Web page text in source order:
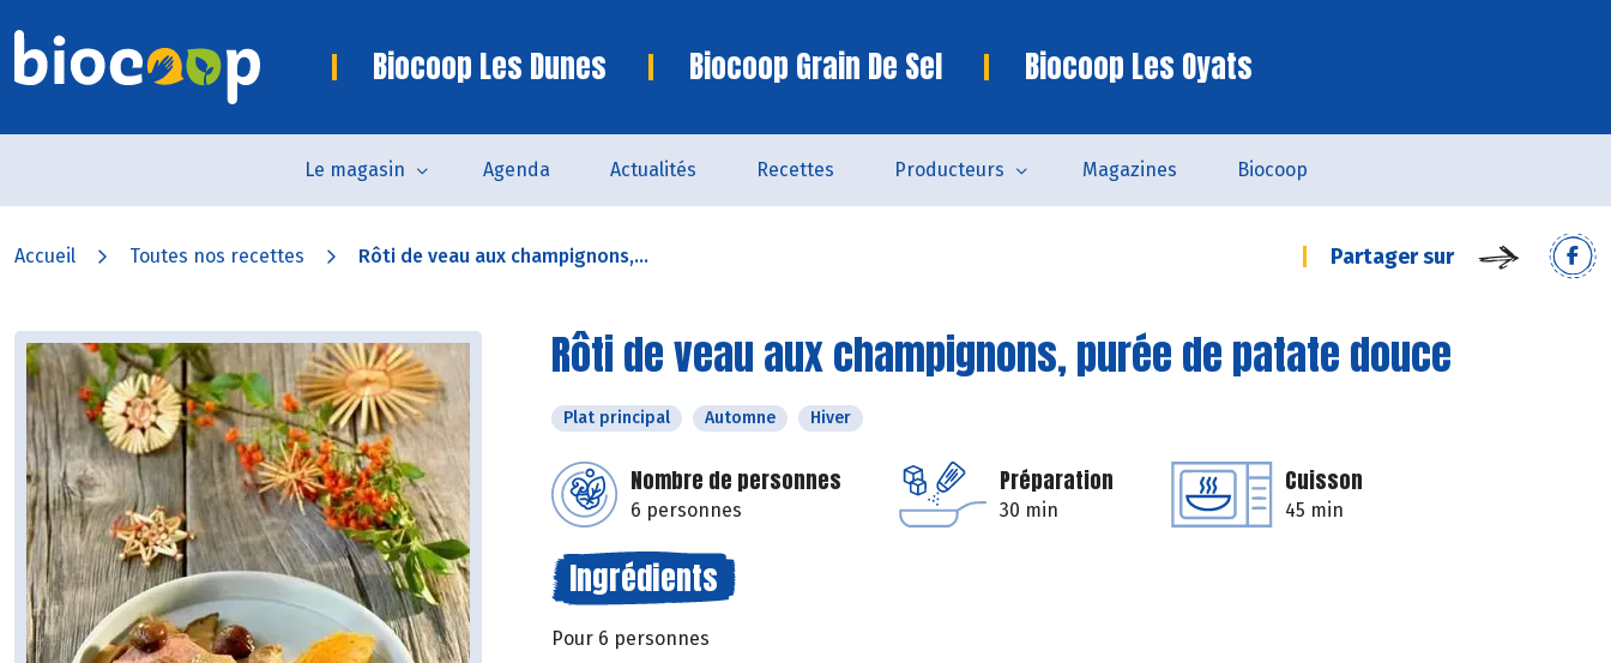
Biocoop Les Dunes Biocoop Grain De Sel Biocoop Les Oyats
Le magasin Agenda Actualités Recettes Producteurs Magazines Biocoop
Accueil Toutes nos recettes Rôti de veau aux champignons,... Partager sur
Rôti de veau aux champignons, purée de patate douce
Plat principal Automne Hiver
Nombre de personnes
6 personnes
Préparation
30 min
Cuisson
45 min
Ingrédients
Pour 6 personnes